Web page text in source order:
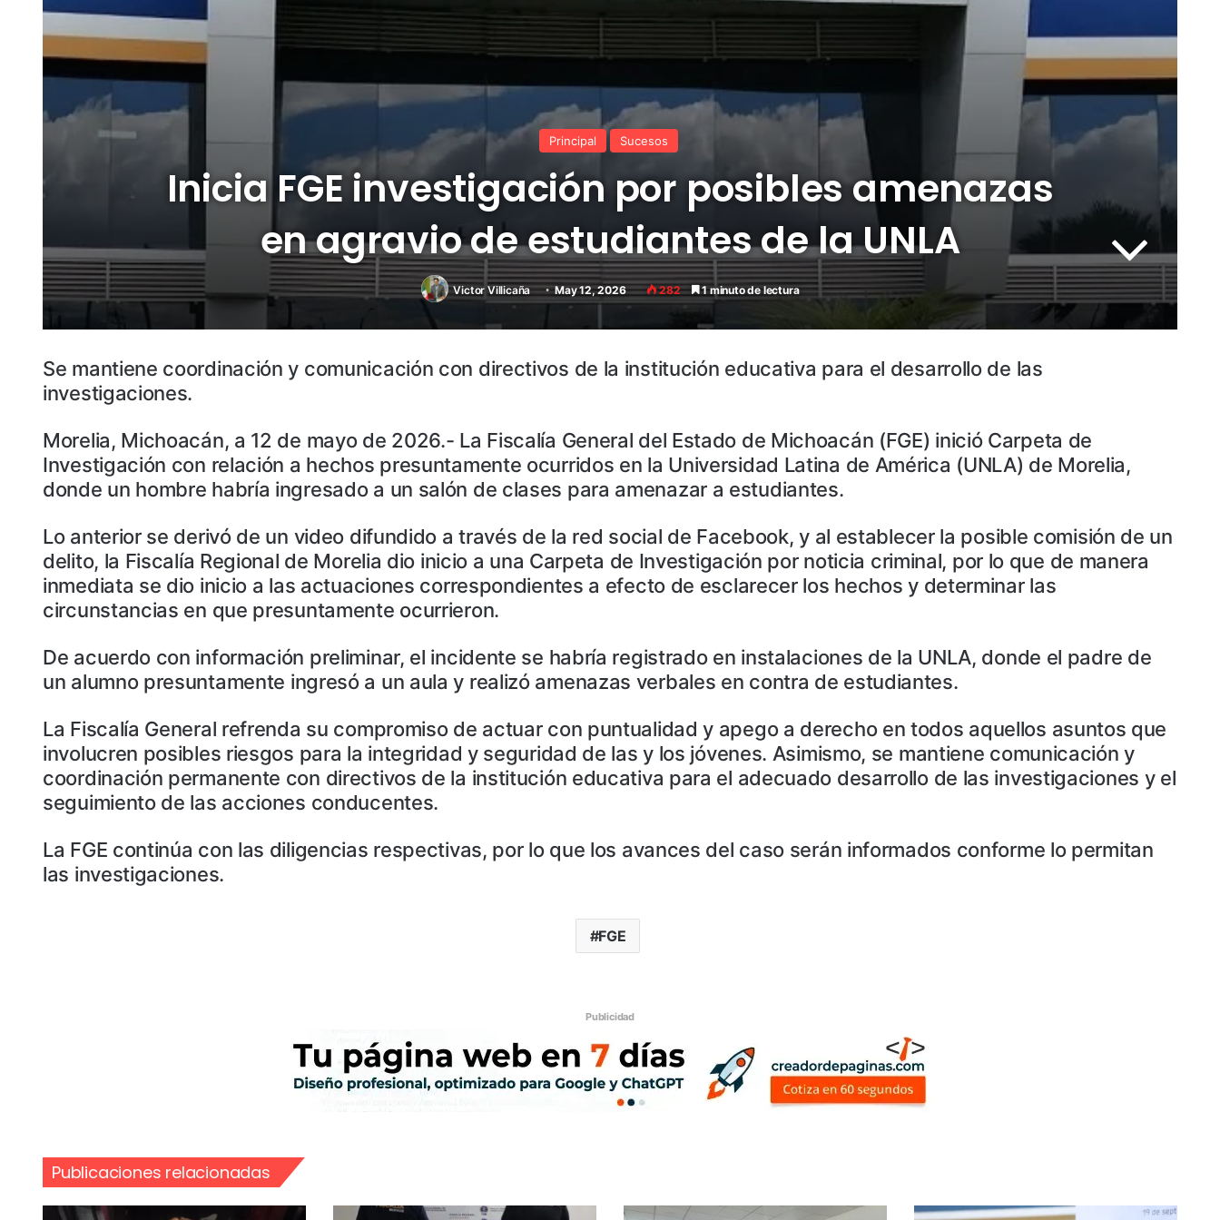
Principal Sucesos
Inicia FGE investigación por posibles amenazas
en agravio de estudiantes de la UNLA
Victor Villicaña May 12, 2026 282 1 minuto de lectura
Se mantiene coordinación y comunicación con directivos de la institución educativa para el desarrollo de las
investigaciones.
Morelia, Michoacán, a 12 de mayo de 2026.- La Fiscalía General del Estado de Michoacán (FGE) inició Carpeta de
Investigación con relación a hechos presuntamente ocurridos en la Universidad Latina de América (UNLA) de Morelia,
donde un hombre habría ingresado a un salón de clases para amenazar a estudiantes.
Lo anterior se derivó de un video difundido a través de la red social de Facebook, y al establecer la posible comisión de un
delito, la Fiscalía Regional de Morelia dio inicio a una Carpeta de Investigación por noticia criminal, por lo que de manera
inmediata se dio inicio a las actuaciones correspondientes a efecto de esclarecer los hechos y determinar las
circunstancias en que presuntamente ocurrieron.
De acuerdo con información preliminar, el incidente se habría registrado en instalaciones de la UNLA, donde el padre de
un alumno presuntamente ingresó a un aula y realizó amenazas verbales en contra de estudiantes.
La Fiscalía General refrenda su compromiso de actuar con puntualidad y apego a derecho en todos aquellos asuntos que
involucren posibles riesgos para la integridad y seguridad de las y los jóvenes. Asimismo, se mantiene comunicación y
coordinación permanente con directivos de la institución educativa para el adecuado desarrollo de las investigaciones y el
seguimiento de las acciones conducentes.
La FGE continúa con las diligencias respectivas, por lo que los avances del caso serán informados conforme lo permitan
las investigaciones.
FGE
Publicidad
Publicaciones relacionadas